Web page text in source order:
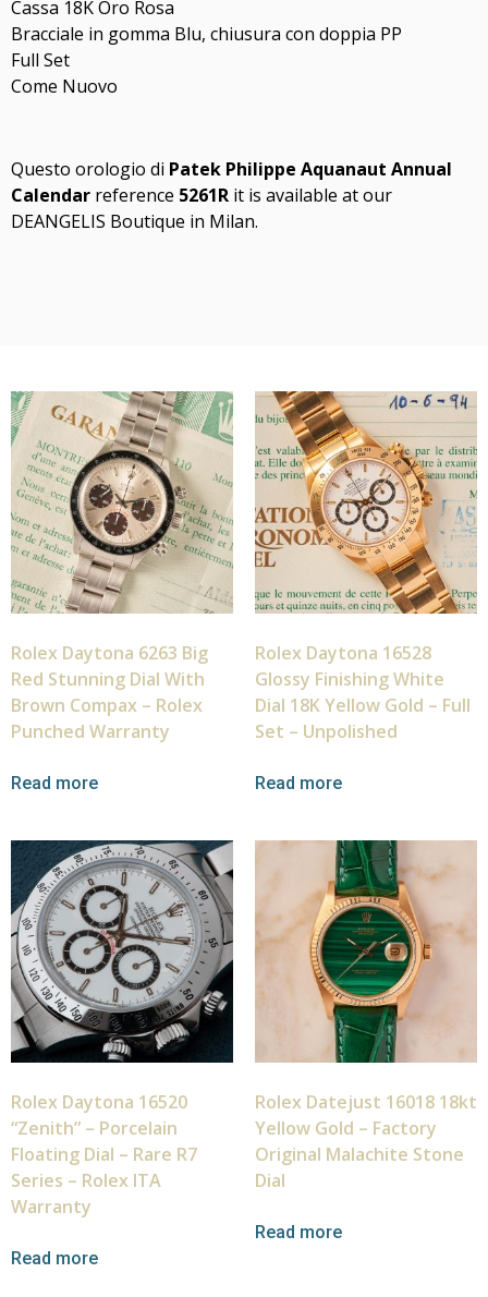
Cassa 18K Oro Rosa
Bracciale in gomma Blu, chiusura con doppia PP
Full Set
Come Nuovo
Questo orologio di Patek Philippe Aquanaut Annual
Calendar reference 5261R it is available at our
DEANGELIS Boutique in Milan.
Rolex Daytona 6263 Big
Red Stunning Dial With
Brown Compax – Rolex
Punched Warranty
Read more
Rolex Daytona 16528
Glossy Finishing White
Dial 18K Yellow Gold – Full
Set – Unpolished
Read more
Rolex Daytona 16520
“Zenith” – Porcelain
Floating Dial – Rare R7
Series – Rolex ITA
Warranty
Read more
Rolex Datejust 16018 18kt
Yellow Gold – Factory
Original Malachite Stone
Dial
Read more